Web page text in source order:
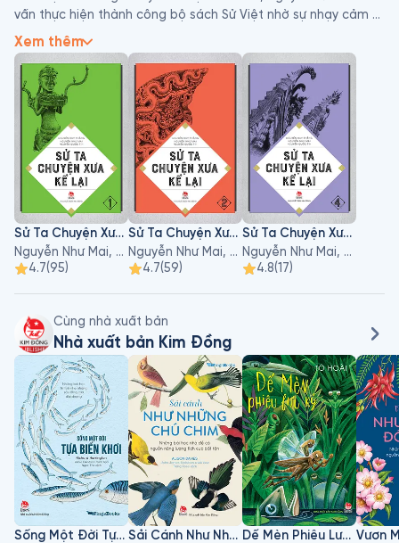
vấn thực hiện thành công bộ sách Sử Việt nhờ sự nhạy cảm
của một người yêu mến sách và một người yêu thích lịch sử.
Xem thêm
Sử Ta Chuyện Xưa Kể Lại - Tập 1
Nguyễn Như Mai, Nguyễn Quốc Tín, Nguyễn Huy Thắng
4.7(95)
Sử Ta Chuyện Xưa Kể Lại - Tập 2
Nguyễn Như Mai, Nguyễn Quốc Tín, Nguyễn Huy Thắng
4.7(59)
Sử Ta Chuyện Xưa Kể Lại - Tập 4
Nguyễn Như Mai, Nguyễn Quốc Tín, Nguyễn Huy Thắng
4.8(17)
Cùng nhà xuất bản
Nhà xuất bản Kim Đồng
Sống Một Đời Tựa Biển Khơi
Sải Cánh Như Những Chú Chim
Dế Mèn Phiêu Lưu Ký